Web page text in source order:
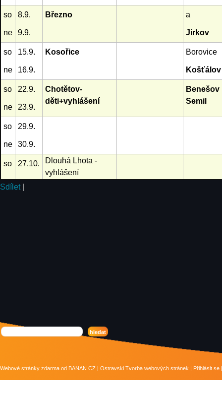
so
ne
8.9.
9.9.
Březno a
Jirkov
so
ne
15.9.
16.9.
Kosořice Borovice
Košťálov
so
ne
22.9.
23.9.
Chotětov-
děti+vyhlášení
Benešov
Semil
so
ne
29.9.
30.9.
so 27.10.
Dlouhá Lhota -
vyhlášení
Sdílet
Webové stránky zdarma od BANAN.CZ | Ostravski Tvorba webových stránek | Přihlásit se